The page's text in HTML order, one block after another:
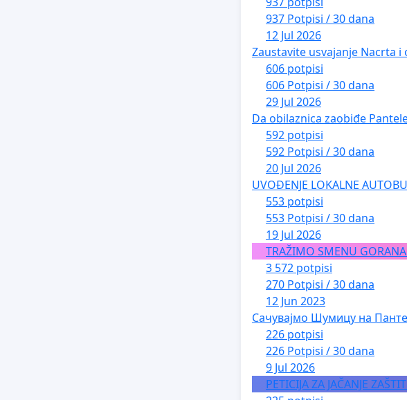
937 Potpisi / 30 dana
12 Jul 2026
Zaustavite usvajanje Nacrta
606 potpisi
606 Potpisi / 30 dana
29 Jul 2026
Da obilaznica zaobiđe
592 potpisi
592 Potpisi / 30 dana
20 Jul 2026
UVOĐENJE LOKALNE
553 potpisi
553 Potpisi / 30 dana
19 Jul 2026
TRAŽIMO SMENU
3 572 potpisi
270 Potpisi / 30 dana
12 Jun 2023
Сачувајмо Шумицу на
226 potpisi
226 Potpisi / 30 dana
9 Jul 2026
PETICIJA ZA JAČANJE